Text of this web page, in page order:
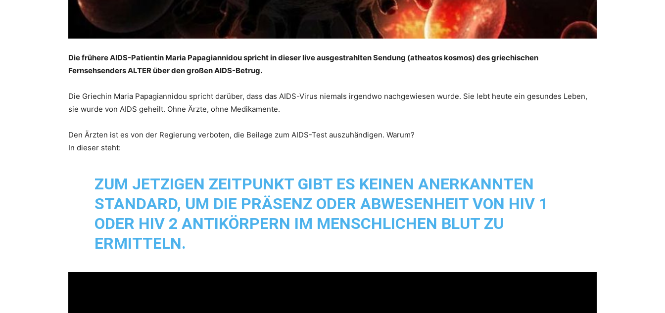
Die frühere AIDS-Patientin Maria Papagiannidou spricht in dieser live ausgestrahlten Sendung (atheatos kosmos) des griechischen
Fernsehsenders ALTER über den großen AIDS-Betrug.
Die Griechin Maria Papagiannidou spricht darüber, dass das AIDS-Virus niemals irgendwo nachgewiesen wurde. Sie lebt heute ein gesundes Leben,
sie wurde von AIDS geheilt. Ohne Ärzte, ohne Medikamente.
Den Ärzten ist es von der Regierung verboten, die Beilage zum AIDS-Test auszuhändigen. Warum?
In dieser steht:
ZUM JETZIGEN ZEITPUNKT GIBT ES KEINEN ANERKANNTEN
STANDARD, UM DIE PRÄSENZ ODER ABWESENHEIT VON HIV 1
ODER HIV 2 ANTIKÖRPERN IM MENSCHLICHEN BLUT ZU
ERMITTELN.